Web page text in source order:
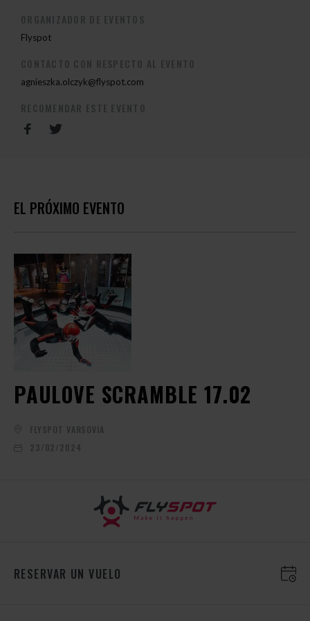
Flyspot
agnieszka.olczyk@flyspot.com
EL PRÓXIMO EVENTO
PAULOVE SCRAMBLE 17.02
FLYSPOT VARSOVIA
23/02/2024
RESERVAR UN VUELO